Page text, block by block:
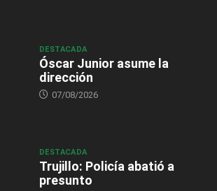
DESTACADA
Óscar Junior asume la
dirección
07/08/2026
DESTACADA
Trujillo: Policía abatió a
presunto